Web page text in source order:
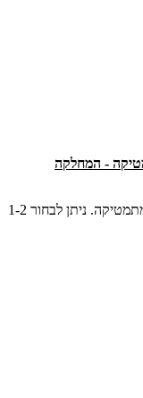
- המחלקה
(נדרש אישור המנחה ואישור המרצה / ביה"ס למתמטיקה. ניתן לבחור 1-2